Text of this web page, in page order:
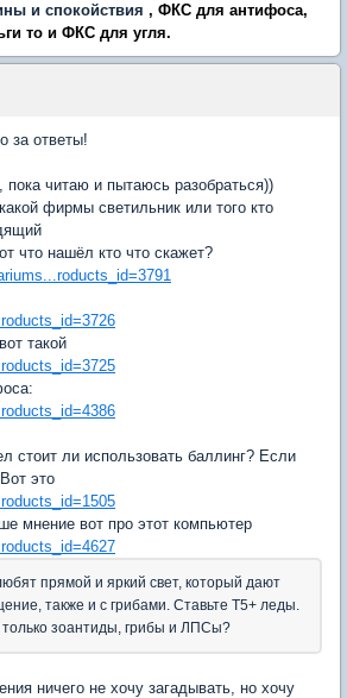
и спокойствия , ФКС для антифоса,
то и ФКС для угля.
за ответы!
читаю и пытаюсь разобраться))
фирмы светильник или того кто
что нашёл кто что скажет?
такой
стоит ли использовать баллинг? Если
это
мнение вот про этот компьютер
прямой и яркий свет, который дают
также и с грибами. Ставьте Т5+ леды.
только зоантиды, грибы и ЛПСы?
ничего не хочу загадывать, но хочу